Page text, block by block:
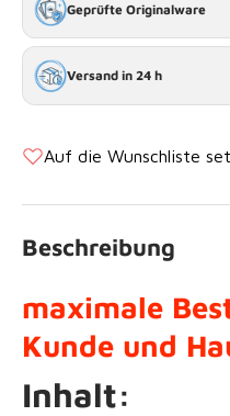
Geprüfte Originalware
Versand in 24 h
Auf die Wunschliste
Beschreibung
maximale
Kunde und
Inhalt: